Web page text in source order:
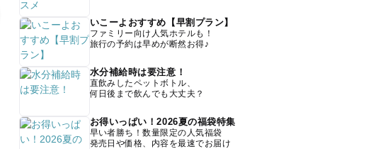
いこーよおすすめ【早割プラン】
ファミリー向け人気ホテルも！
旅行の予約は早めが断然お得♪
水分補給時は要注意！
直飲みしたペットボトル、
何日後まで飲んでも大丈夫？
お得いっぱい！2026夏の福袋特集
早い者勝ち！数量限定の人気福袋
発売日や価格、内容を最速でお届け